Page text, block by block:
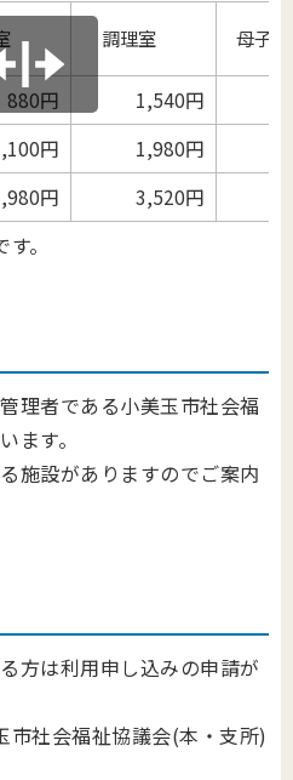
調理室 母子
880円
1,540円
円 1,980円
円 3,520円
。
理者である小美玉市社会福
ます。
施設がありますのでご案内
方は利用申し込みの申請が
市社会福祉協議会(本・支所)